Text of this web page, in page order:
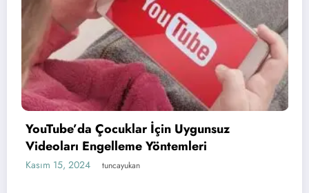
Çalışırken Kurulabilecek
Kasım 15, 2024 tuncayukan